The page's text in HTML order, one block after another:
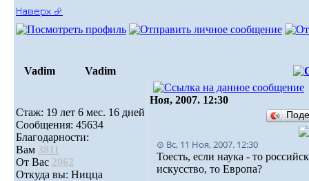
Наверх ⮵
Vadim Vadim
Стаж: 19 лет 6 мес. 16 дней
Сообщения: 45634
Благодарности:
Вам 3811
От Вас 2062
Откуда вы: Ницца
Ноя, 2007. 12:30
⊙ Вс, 11 Ноя, 2007. 12:30
Тоесть, если наука - то
искусство, то Европа?